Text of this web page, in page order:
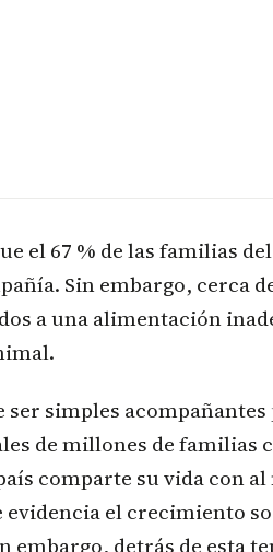
el 67 % de las familias
Sin embargo, cerca
a una alimentación
ser simples
de millones de familias
comparte su vida con
el crecimiento
embargo, detrás de esta